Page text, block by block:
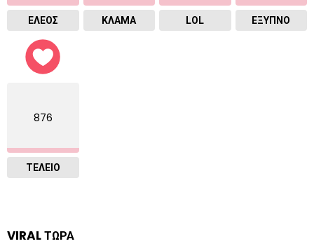
ΕΛΕΟΣ ΚΛΑΜΑ LOL ΈΞΥΠΝΟ
876
ΤΕΛΕΙΟ
VIRAL ΤΩΡΑ